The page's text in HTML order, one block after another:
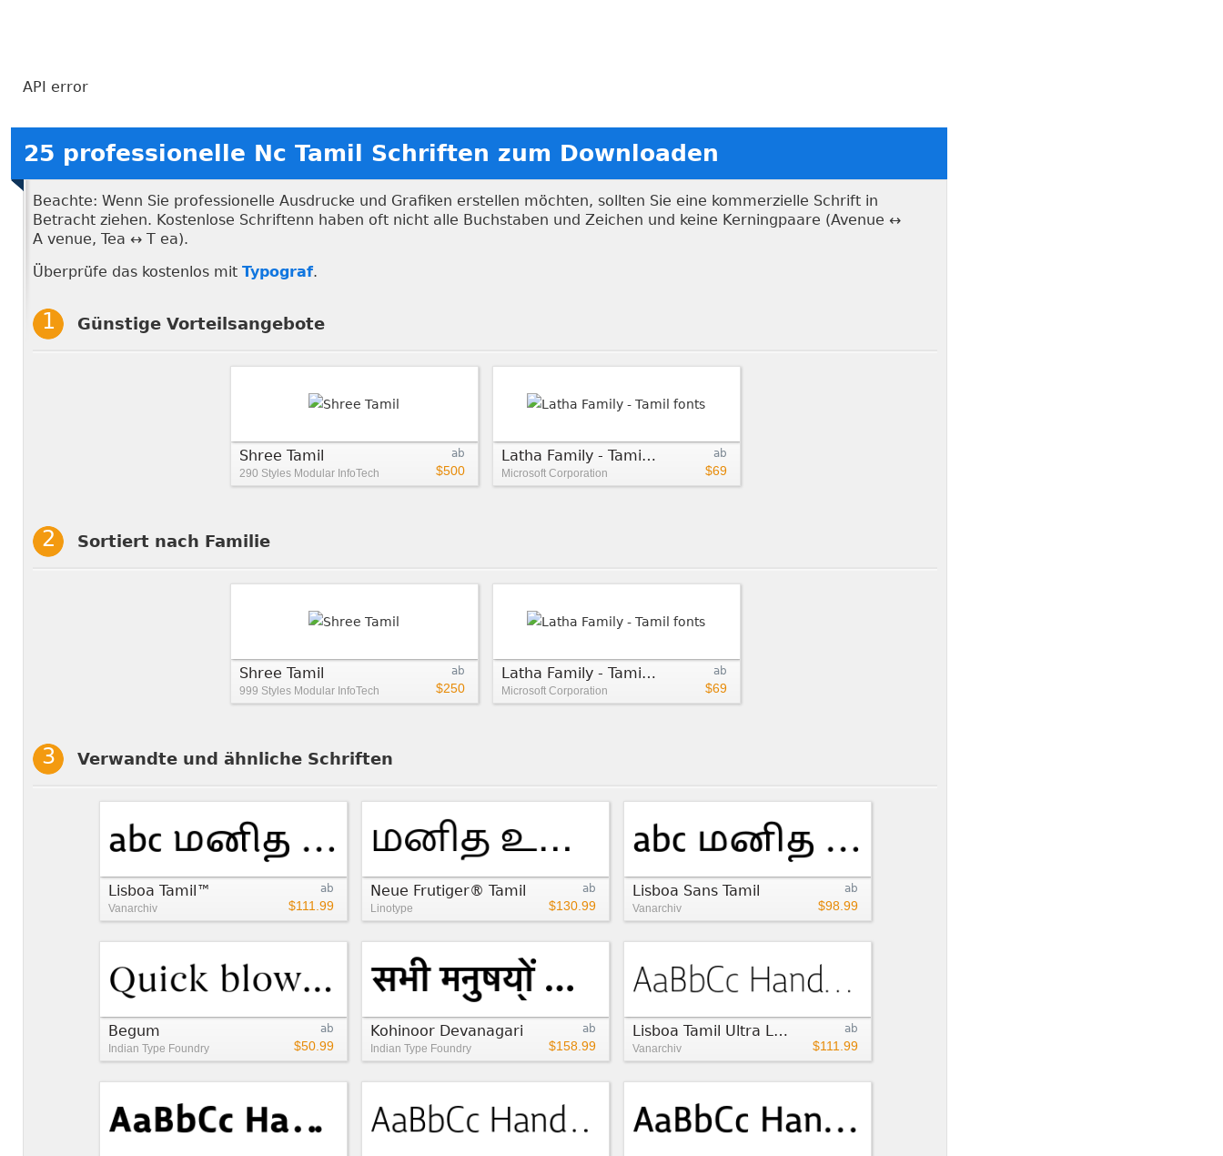
API error
25 professionelle Nc Tamil Schriften zum Downloaden
Beachte: Wenn Sie professionelle Ausdrucke und Grafiken erstellen möchten, sollten Sie eine kommerzielle Schrift in
Betracht ziehen. Kostenlose Schriftenn haben oft nicht alle Buchstaben und Zeichen und keine Kerningpaare (Avenue ↔
A venue, Tea ↔ T ea).
Überprüfe das kostenlos mit Typograf.
Günstige Vorteilsangebote
ab
$500
Shree Tamil
290 StylesModular InfoTech
ab
$69
Latha Family - Tamil fonts
Microsoft Corporation
Sortiert nach Familie
ab
$250
Shree Tamil
999 StylesModular InfoTech
ab
$69
Latha Family - Tamil fonts
Microsoft Corporation
Verwandte und ähnliche Schriften
ab
$111.99
Lisboa Tamil™
Vanarchiv
ab
$130.99
Neue Frutiger® Tamil
Linotype
ab
$98.99
Lisboa Sans Tamil
Vanarchiv
ab
$50.99
Begum
Indian Type Foundry
ab
$158.99
Kohinoor Devanagari
Indian Type Foundry
ab
$111.99
Lisboa Tamil Ultra Light
Vanarchiv